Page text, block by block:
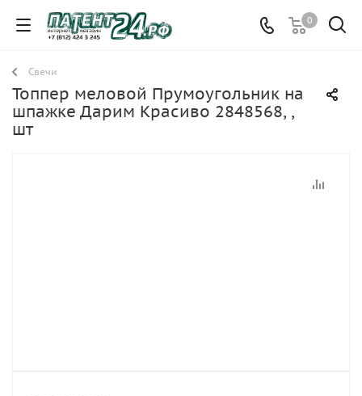
0
Свечи
Топпер меловой Прумоугольник на
шпажке Дарим Красиво 2848568, ,
шт